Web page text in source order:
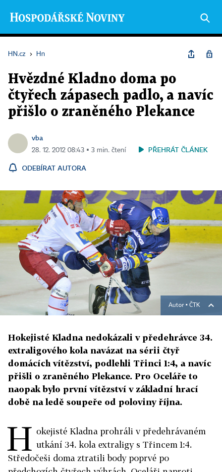
HN.cz › Hn
Hvězdné Kladno doma po
čtyřech zápasech padlo, a navíc
přišlo o zraněného Plekance
vba
28. 12. 2012 08:43 ▪ 3 min. čtení PŘEHRÁT ČLÁNEK
ODEBÍRAT AUTORA
Autor ▪ ČTK
Hokejisté Kladna nedokázali v předehrávce 34.
extraligového kola navázat na sérii čtyř
domácích vítězství, podlehli Třinci 1:4, a navíc
přišli o zraněného Plekance. Pro Oceláře to
naopak bylo první vítězství v základní hrací
době na ledě soupeře od poloviny října.
H okejisté Kladna prohráli v předehrávaném
utkání 34. kola extraligy s Třincem 1:4.
Středočeši doma ztratili body poprvé po